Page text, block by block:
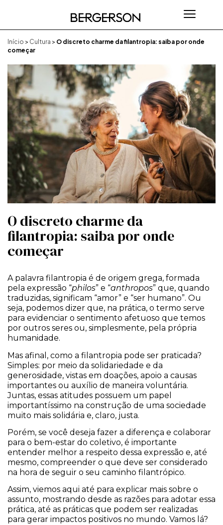
Início > Cultura > O discreto charme da filantropia: saiba por onde
começar
O discreto charme da
filantropia: saiba por onde
começar
A palavra filantropia é de origem grega, formada
pela expressão “philos” e “anthropos” que, quando
traduzidas, significam “amor” e “ser humano”. Ou
seja, podemos dizer que, na prática, o termo serve
para evidenciar o sentimento afetuoso que temos
por outros seres ou, simplesmente, pela própria
humanidade.
Mas afinal, como a filantropia pode ser praticada?
Simples: por meio da solidariedade e da
generosidade, vistas em doações, apoio a causas
importantes ou auxílio de maneira voluntária.
Juntas, essas atitudes possuem um papel
importantíssimo na construção de uma sociedade
muito mais solidária e, claro, justa.
Porém, se você deseja fazer a diferença e colaborar
para o bem-estar do coletivo, é importante
entender melhor a respeito dessa expressão e, até
mesmo, compreender o que deve ser considerado
na hora de seguir o seu caminho filantrópico.
Assim, viemos aqui até para explicar mais sobre o
assunto, mostrando desde as razões para adotar essa
prática, até as práticas que podem ser realizadas
para gerar impactos positivos no mundo. Vamos lá?